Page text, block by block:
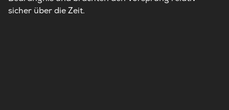
sicher über die Zeit.